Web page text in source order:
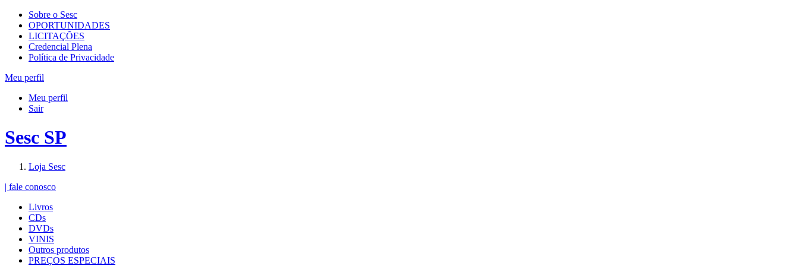
Sobre o Sesc
OPORTUNIDADES
LICITAÇÕES
Credencial Plena
Política de Privacidade
Meu perfil
Meu perfil
Sair
Sesc SP
Loja Sesc
| fale conosco
Livros
CDs
DVDs
VINIS
Outros produtos
PREÇOS ESPECIAIS